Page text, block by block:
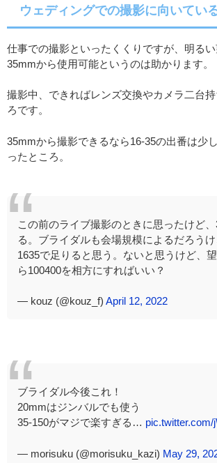
ウェディングでの撮影に向いてい
仕事での撮影といったくくりですが、明る
35mmから使用可能というのは助かります。
撮影中、できればレンズ交換やカメラ二台
ろです。
35mmから撮影できるなら16-35の出番は少
ったところ。
この前のライブ撮影のときに思ったけど
る。ブライダルも会場規模によるだろう
1635で足りると思う。ないと思うけど、
ら100400を相方にすればいい？
— kouz (@kouz_f) April 12, 2022
ブライダル今後これ！
20mmはジンバルでも使う
35-150がマジで楽すぎる…
— morisuku (@morisuku_kazi) May 29,